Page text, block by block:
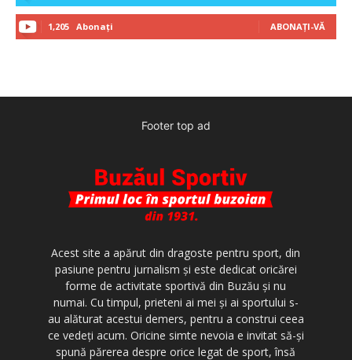
1,205 Abonați ABONAȚI-VĂ
Footer top ad
Acest site a apărut din dragoste pentru sport, din
pasiune pentru jurnalism şi este dedicat oricărei
forme de activitate sportivă din Buzău şi nu
numai. Cu timpul, prieteni ai mei şi ai sportului s-
au alăturat acestui demers, pentru a construi ceea
ce vedeţi acum. Oricine simte nevoia e invitat să-şi
spună părerea despre orice legat de sport, însă